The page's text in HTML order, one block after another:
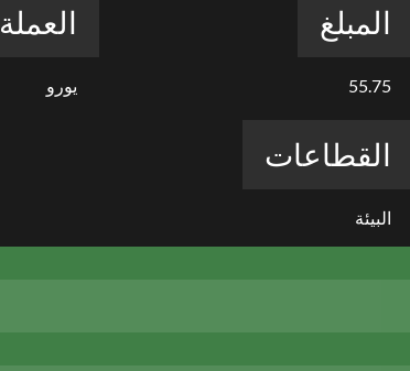
المبلغ
55.75
العملة
يورو
القطاعات
البيئة